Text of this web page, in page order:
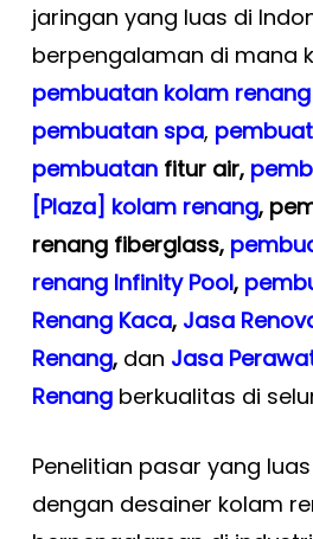
jaringan yang luas di
berpengalaman di mana
pembuatan kolam
pembuatan spa,
pembuatan fitur air,
[Plaza] kolam renang,
renang fiberglass,
renang Infinity Pool,
Renang Kaca, Jasa
Renang, dan Jasa
Renangberkualitas di
Penelitian pasar yang
dengan desainer kolam